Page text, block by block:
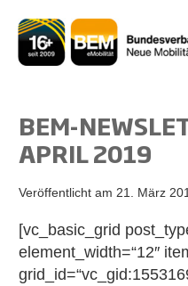
Inhalt
springen
BEM-
APRIL 2019
Veröffentlicht am 21. März
[vc_basic_grid
element_width=“12″